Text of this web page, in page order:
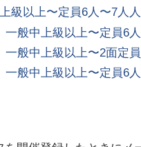
級以上〜定員6人〜7人人
一般中上級以上〜定員6人
一般中上級以上〜2面定
一般中上級以上〜定員6人